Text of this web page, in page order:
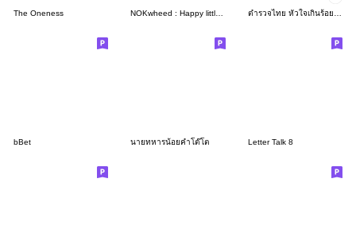
The Oneness NOKwheed : Happy little Asian child. ตำรวจไทย หัวใจเกินร้อย #8 (ผู้กำกับการ)
bBet นายทหารน้อยคำโต๊โต Letter Talk 8